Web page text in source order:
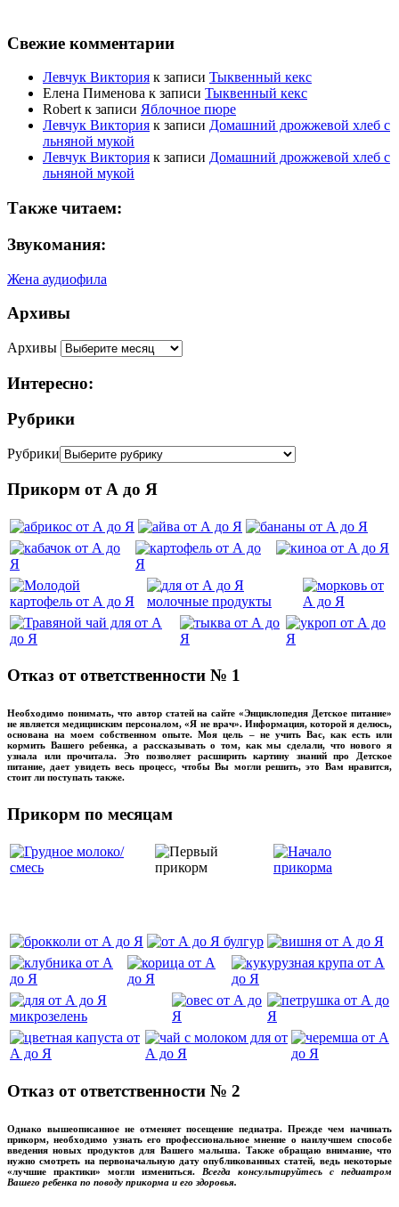
Свежие комментарии
Левчук Виктория к записи Тыквенный кекс
Елена Пименова к записи Тыквенный кекс
Robertк записи Яблочное пюре
Левчук Виктория к записи Домашний дрожжевой хлеб с
льняной мукой
Левчук Виктория к записи Домашний дрожжевой хлеб с
льняной мукой
Также читаем:
Звукомания:
Жена аудиофила
Архивы
Архивы
Интересно:
Рубрики
Рубрики
Прикорм от А до Я
Отказ от ответственности № 1
Необходимо понимать, что автор статей на сайте «Энциклопедия Детское питание»
не является медицинским персоналом, «Я не врач». Информация, которой я делюсь,
основана на моем собственном опыте. Моя цель – не учить Вас, как есть или
кормить Вашего ребенка, а рассказывать о том, как мы сделали, что нового я
узнала или прочитала. Это позволяет расширить картину знаний про Детское
питание, дает увидеть весь процесс, чтобы Вы могли решить, это Вам нравится,
стоит ли поступать также.
Прикорм по месяцам
Отказ от ответственности № 2
Однако вышеописанное не отменяет посещение педиатра. Прежде чем начинать
прикорм, необходимо узнать его профессиональное мнение о наилучшем способе
введения новых продуктов для Вашего малыша. Также обращаю внимание, что
нужно смотреть на первоначальную дату опубликованных статей, ведь некоторые
«лучшие практики» могли измениться. Всегда консультируйтесь с педиатром
Вашего ребенка по поводу прикорма и его здоровья.